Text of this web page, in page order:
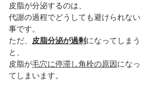
皮脂が分泌するのは、
代謝の過程でどうしても避けられない
事です。
ただ、 皮脂分泌が過剰になってしまう
と、
皮脂が毛穴に停滞し角栓の原因 になっ
てしまいます。